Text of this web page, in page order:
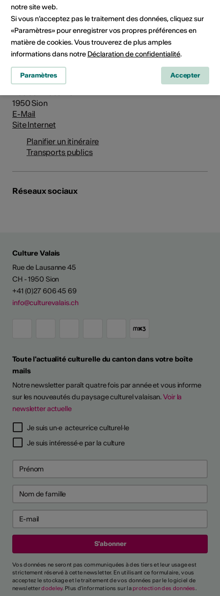
D'ARTISTES
L'archipel
1950 Sion
E-Mail
Site Internet
Planifier un itinéraire
Transports publics
Réseaux sociaux
Culture Valais
Rue de Lausanne 45
CH - 1950 Sion
+41 (0)27 606 45 69
info@culturevalais.ch
Toute l'actualité culturelle du canton dans votre boîte
mails
Notre newsletter paraît quatre fois par année et vous informe
sur les nouveautés du paysage culturel valaisan.Voir la
newsletter actuelle
Je suis un·e acteur·rice culturel·le
Je suis intéressé·e par la culture
Vos données ne seront pas communiquées à des tiers et leur usage est
strictement réservé à cette newsletter. En utilisant ce formulaire, vous
acceptez le stockage et le traitement de vos données par le logiciel de
newsletterdodeley. Plus d'informations sur la protection des données.
notre site web.
Si vous n’acceptez pas le traitement des données, cliquez sur
«Paramètres» pour enregistrer vos propres préférences en
matière de cookies. Vous trouverez de plus amples
informations dans notre Déclaration de confidentialité.
Paramètres Accepter